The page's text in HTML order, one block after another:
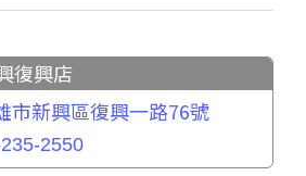
復興店
市新興區復興一路76號
2550